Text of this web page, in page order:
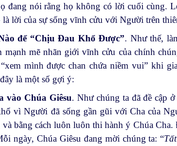
đang nói rằng họ không có lời cuối cùng.
là lời của sự sống vĩnh cửu với Người trên
để “Chịu Đau Khổ Được”. Như thế,
mạnh mẽ nhãn giới vĩnh cửu của chính
mình được chan chứa niềm vui” khi
là một số gợi ý:
vào Chúa Giêsu. Như chúng ta đã đề cập
vì Người đã sống gần gũi với Cha của
và bằng cách luôn luôn thi hành ý Chúa
ngày, Chúa Giêsu đang mời chúng ta: “